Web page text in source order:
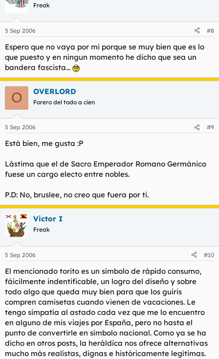
Freak
5 Sep 2006 #8
Espero que no vaya por mi porque se muy bien que es lo
que puesto y en ningun momento he dicho que sea un
bandera fascista...
O OVERLORD
Forero del todo a cien
5 Sep 2006 #9
Está bien, me gusta :P
Lástima que el de Sacro Emperador Romano Germánico
fuese un cargo electo entre nobles.
P.D: No, bruslee, no creo que fuera por ti.
Victor I
Freak
5 Sep 2006 #10
El mencionado torito es un símbolo de rápido consumo,
fáicilmente indentificable, un logro del diseño y sobre
todo algo que queda muy bien para que los guiris
compren camisetas cuando vienen de vacaciones. Le
tengo simpatía al astado cada vez que me lo encuentro
en alguno de mis viajes por España, pero no hasta el
punto de convertirle en símbolo nacional. Como ya se ha
dicho en otros posts, la heráldica nos ofrece alternativas
mucho más realistas, dignas e históricamente legítimas.